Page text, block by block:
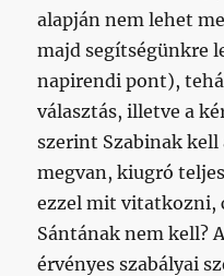
alapján nem lehet
majd segítségünkre
napirendi pont),
választás, illetve a
szerint Szabinak kell
megvan, kiugró
ezzel mit vitatkozni,
Sántának nem kell?
érvényes szabályai